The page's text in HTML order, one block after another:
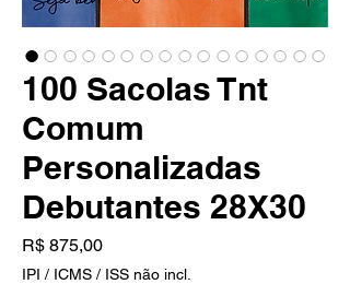
100 Sacolas Tnt
Comum
Personalizadas
Debutantes 28X30
R$ 875,00Preço
IPI / ICMS / ISS não incl.